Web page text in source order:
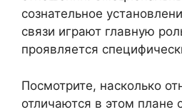
сознательное
связи играют главную
проявляется
Посмотрите, насколько
отличаются в этом плане